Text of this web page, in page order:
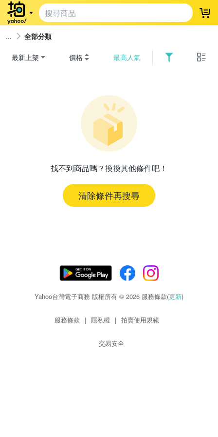
登
全部分類
最新上架 價格 最高人氣
找不到商品嗎？換換其他條件吧！
清除條件再搜尋
Yahoo台灣電子商務 版權所有 © 2026 服務條款(更新)
服務條款 | 隱私權 | 拍賣使用規範
交易安全